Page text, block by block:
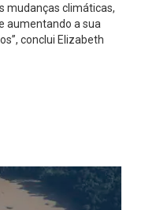
mudanças climáticas,
aumentando a sua
conclui Elizabeth